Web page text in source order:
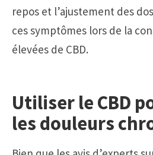
repos et l’ajustement des
ces symptômes lors de la
élevées de CBD.
Utiliser le CBD
les douleurs